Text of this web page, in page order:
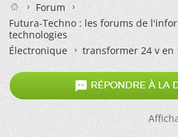
Forum
Futura-Techno : les forums de
technologies
Électronique
transformer 24 v en
 RÉPONDRE À LA